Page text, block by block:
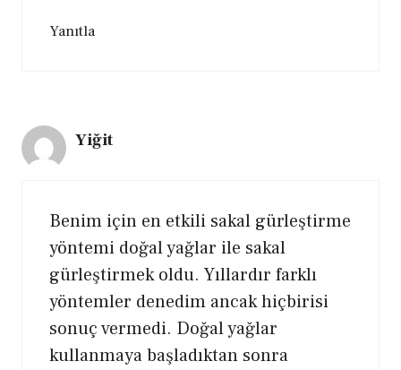
Yanıtla
Yiğit
Benim için en etkili sakal gürleştirme
yöntemi doğal yağlar ile sakal
gürleştirmek oldu. Yıllardır farklı
yöntemler denedim ancak hiçbirisi
sonuç vermedi. Doğal yağlar
kullanmaya başladıktan sonra